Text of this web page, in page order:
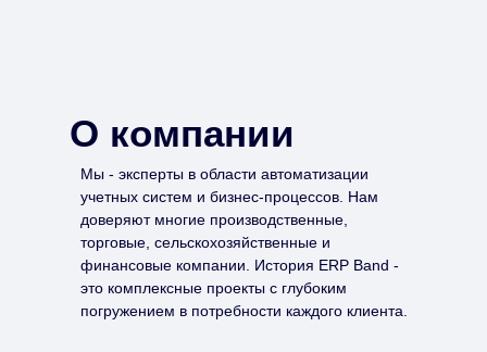
Мы - эксперты в области автоматизации
учетных систем и бизнес-процессов. Нам
доверяют многие производственные,
торговые, сельскохозяйственные и
финансовые компании. История ERP Band -
это комплексные проекты с глубоким
погружением в потребности каждого клиента.
О компании